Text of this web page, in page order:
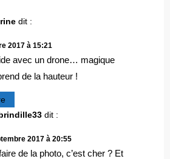
dit :
2017 à 15:21
avec un drone… magique
de la hauteur !
dit :
2017 à 20:55
de la photo, c’est cher ? Et